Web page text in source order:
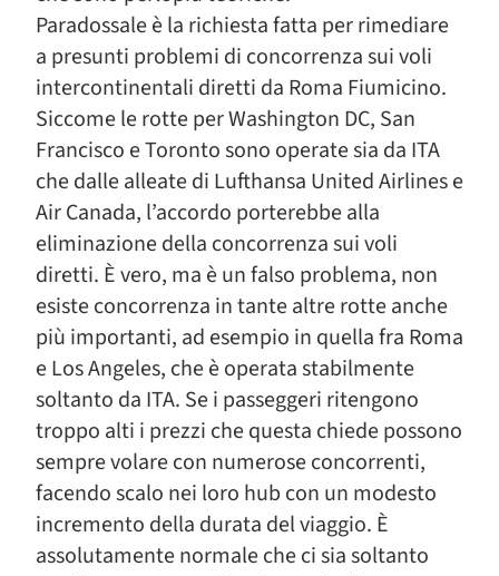
Paradossale è la richiesta fatta per rimediare
a presunti problemi di concorrenza sui voli
intercontinentali diretti da Roma Fiumicino.
Siccome le rotte per Washington DC, San
Francisco e Toronto sono operate sia da ITA
che dalle alleate di Lufthansa United Airlines e
Air Canada, l’accordo porterebbe alla
eliminazione della concorrenza sui voli
diretti. È vero, ma è un falso problema, non
esiste concorrenza in tante altre rotte anche
più importanti, ad esempio in quella fra Roma
e Los Angeles, che è operata stabilmente
soltanto da ITA. Se i passeggeri ritengono
troppo alti i prezzi che questa chiede possono
sempre volare con numerose concorrenti,
facendo scalo nei loro hub con un modesto
incremento della durata del viaggio. È
assolutamente normale che ci sia soltanto